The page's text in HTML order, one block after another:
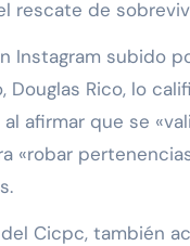
rescate de
Instagram subido
Douglas Rico, lo
afirmar que se
«robar
Cicpc, también